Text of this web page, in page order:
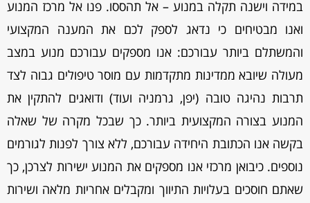
במידה וישנה תקלה במנוע – אל תהססו. פנו אל מרכז המנוע
ואנו מבטיחים כי נדאג לספק לכם את המענה המקצועי
והמשתלם ביותר עבורכם: אנו מספקים עבורכם מנוע במצב
מעולה שיובא ממדינות מתקדמות עם מוסר טיפולים גבוה לצד
תרבות נהיגה טובה (יפן, גרמניה ועוד) ודואגים להתקין את
המנוע בצורה המקצועית ביותר. כך שבכל מקרה של שאלה
בקשה אנו הכתובת היחידה עבורכם, ללא צורך לפנות לגורמים
נוספים. כיבואן מרכזי אנו מספקים את המנוע ישירות לצרכן, כך
שאתם חוסכים בעלויות התיווך ומקבלים אחריות מלאה ושירות